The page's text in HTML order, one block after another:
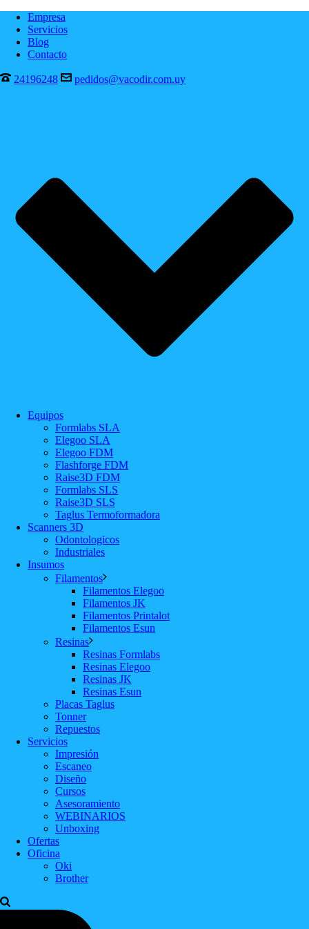
Empresa
Servicios
Blog
Contacto
24196248 pedidos@vacodir.com.uy
Equipos
Formlabs SLA
Elegoo SLA
Elegoo FDM
Flashforge FDM
Raise3D FDM
Formlabs SLS
Raise3D SLS
Taglus Termoformadora
Scanners 3D
Odontologicos
Industriales
Insumos
Filamentos
Filamentos Elegoo
Filamentos JK
Filamentos Printalot
Filamentos Esun
Resinas
Resinas Formlabs
Resinas Elegoo
Resinas JK
Resinas Esun
Placas Taglus
Tonner
Repuestos
Servicios
Impresión
Escaneo
Diseño
Cursos
Asesoramiento
WEBINARIOS
Unboxing
Ofertas
Oficina
Oki
Brother